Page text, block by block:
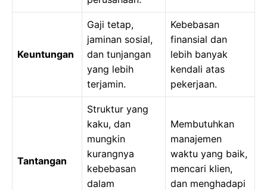
Keuntungan
Gaji tetap,
jaminan sosial,
dan tunjangan
yang lebih
terjamin.
Kebebasan
finansial dan
lebih banyak
kendali atas
pekerjaan.
Tantangan
Struktur yang
kaku, dan
mungkin
kurangnya
kebebasan
dalam
Membutuhkan
manajemen
waktu yang baik,
mencari klien,
dan menghadapi